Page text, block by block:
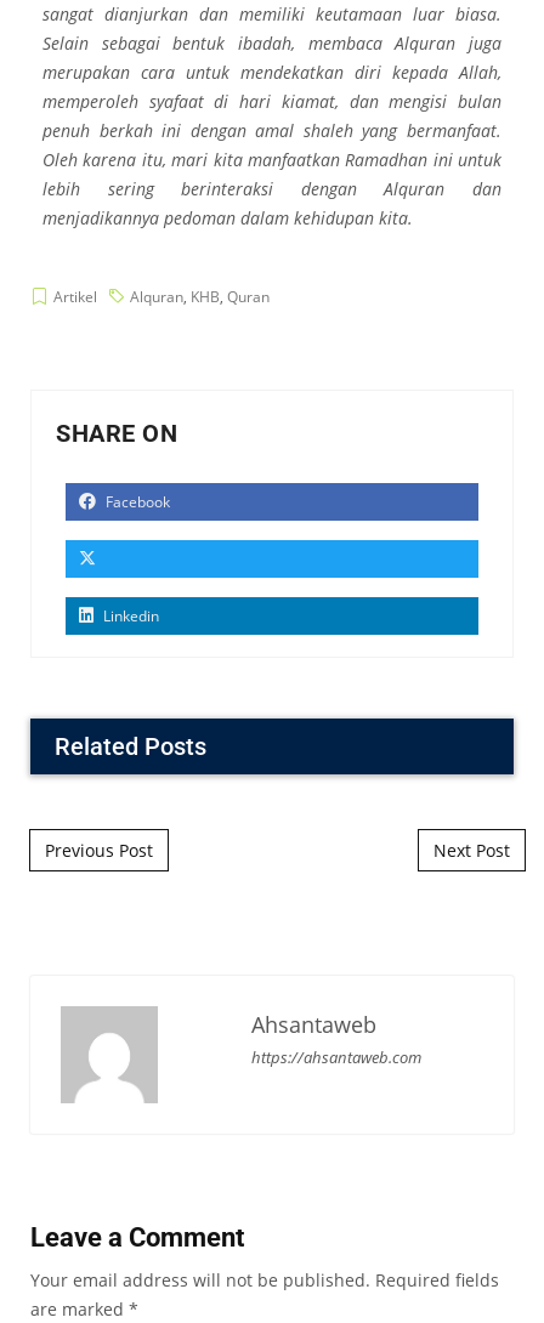
sangat dianjurkan dan memiliki keutamaan luar biasa.
Selain sebagai bentuk ibadah, membaca Alquran juga
merupakan cara untuk mendekatkan diri kepada Allah,
memperoleh syafaat di hari kiamat, dan mengisi bulan
penuh berkah ini dengan amal shaleh yang bermanfaat.
Oleh karena itu, mari kita manfaatkan Ramadhan ini untuk
lebih sering berinteraksi dengan Alquran dan
menjadikannya pedoman dalam kehidupan kita.
Artikel Alquran, KHB, Quran
SHARE ON
Facebook
Linkedin
Related Posts
Post navigation
Previous Post Next Post
Ahsantaweb
https://ahsantaweb.com
Leave a Comment
Your email address will not be published. Required fields
are marked *